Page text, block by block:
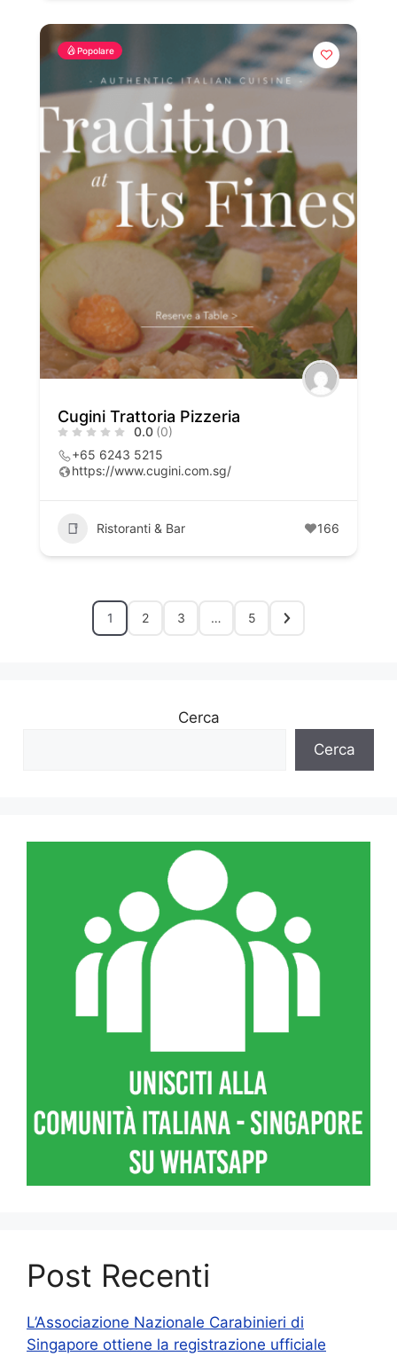
Popolare
Cugini Trattoria Pizzeria
0.0 (0)
+65 6243 5215
https://www.cugini.com.sg/
Ristoranti & Bar 166
1 2 3 … 5
Cerca
Cerca
Post Recenti
L’Associazione Nazionale Carabinieri di
Singapore ottiene la registrazione ufficiale